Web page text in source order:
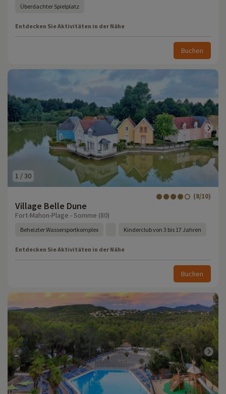
Überdachter Spielplatz
Entdecken Sie Aktivitäten in der Nähe
Buchen
1 /30
Village Belle Dune
(8/10)
Fort-Mahon-Plage - Somme (80)
Beheizter Wassersportkomplex Kinderclub von 3 bis 17 Jahren
Entdecken Sie Aktivitäten in der Nähe
Buchen